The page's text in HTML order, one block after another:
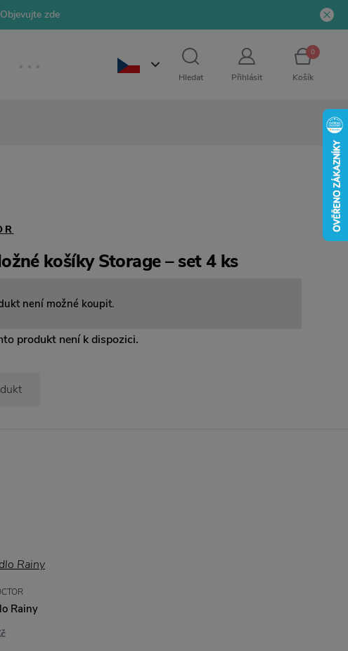
zde
Hledat Přihlásit
0
Košík
košíky Storage – set 4 ks
není možné koupit.
produkt není k dispozici.
Rainy